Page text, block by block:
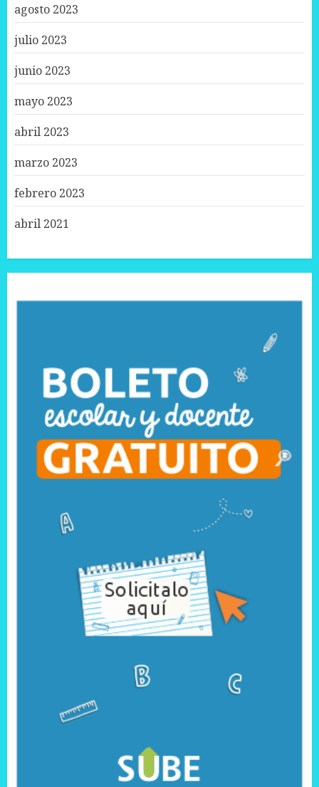
agosto 2023
julio 2023
junio 2023
mayo 2023
abril 2023
marzo 2023
febrero 2023
abril 2021